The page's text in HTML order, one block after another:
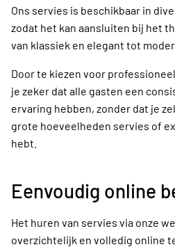
Ons servies is beschikbaar in
zodat het kan aansluiten bij het
van klassiek en elegant tot
Door te kiezen voor
je zeker dat alle gasten een
ervaring hebben, zonder dat je
grote hoeveelheden servies of
hebt.
Eenvoudig online
Het huren van servies via onze
overzichtelijk en volledig online